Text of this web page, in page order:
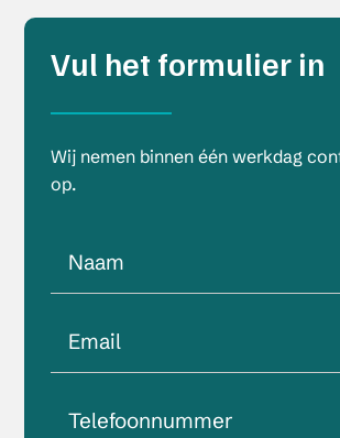
Vul het formulier in
Wij nemen binnen één werkdag
op.